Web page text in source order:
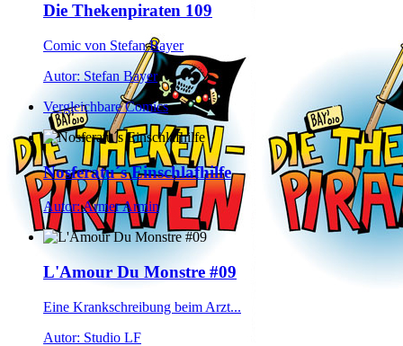
Die Thekenpiraten 109
Comic von Stefan Bayer
Autor: Stefan Bayer
Vergleichbare Comics
Nosferatu´s Einschlafhilfe
Autor: Armer Armin
L'Amour Du Monstre #09
Eine Krankschreibung beim Arzt...
Autor: Studio LF